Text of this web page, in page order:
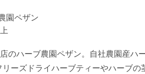
園ペザン
のハーブ農園ペザン。自社農園産ハ
リーズドライハーブティーやハーブ